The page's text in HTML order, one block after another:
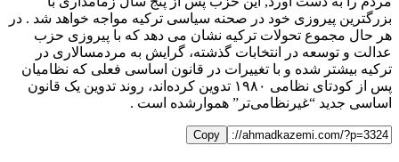
بزرگترین پیروزی خود در صحنه سیاسی ترکیه مواجه خواهد شد . در
هر حال مجموع تحولات ترکیه نشان می دهد که با پیروزی حزب
عدالت و توسعه در انتخابات گذشته، گرایش به مردمسالاری در
ترکیه بیشتر شده و با تغییرات در قانون اساسی فعلی که نظامیان
پس از کودتای نظامی ۱۹۸۰ تدوین کرده‌اند، روند تدوین یک قانون
اساسی جدید “غیرنظامی‌تر” هموارشده است .
Copy